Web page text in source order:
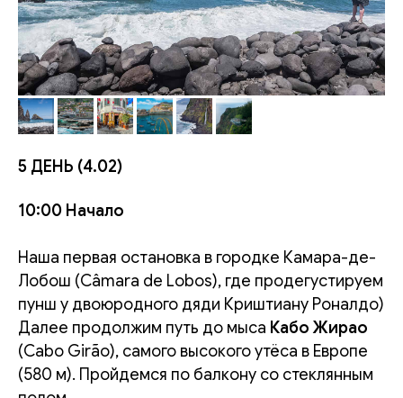
5 ДЕНЬ (4.02)
10:00 Начало
Наша первая остановка в городке Камара-де-
Лобош (Câmara de Lobos), где продегустируем
пунш у двоюродного дяди Криштиану Роналдо)
Далее продолжим путь до мыса Кабо Жирао
(Cabo Girão), самого высокого утёса в Европе
(580 м). Пройдемся по балкону со стеклянным